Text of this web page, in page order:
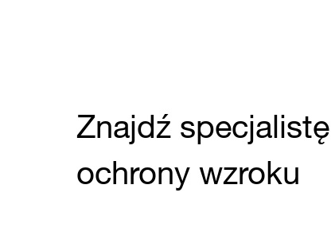
Znajdź specjalistę
ochrony wzroku